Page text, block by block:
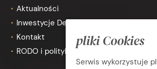
Aktualności
Inwestycje Deweloperskie
Kontakt
RODO i polityka prywatności
pliki Cookies
Serwis wykorzystuje